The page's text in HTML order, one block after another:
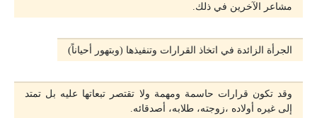
مشاعر الآخرين في ذلك.
الجرأة الزائدة في اتخاذ القرارات وتنفيذها (وبتهور أحياناً)
وقد تكون قرارات حاسمة ومهمة ولا تقتصر تبعاتها عليه بل تمتد
إلى غيره أولاده ،زوجته، طلابه، أصدقائه.